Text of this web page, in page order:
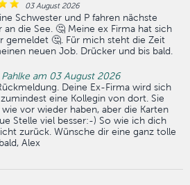
03 August 2026
Schwester und P fahren nächste
die See. 🤔 Meine ex Firma hat sich
gemeldet 🤔. Für mich steht die Zeit
neuen Job. Drücker und bis bald.
am 03 August 2026
Deine Ex-Firma wird sich
eine Kollegin von dort. Sie
vor wieder haben, aber die Karten
Stelle viel besser:-) So wie ich dich
zurück. Wünsche dir eine ganz tolle
Alex